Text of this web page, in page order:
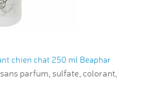
chien chat 250 ml Beaphar
parfum, sulfate, colorant,